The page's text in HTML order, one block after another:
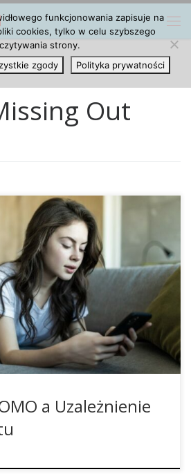
Missing Out
Out
Fear of Missing Out, Czyli Strach
Się z Uzależnieniem Od Internetu
z Internetu w pewnym
spod kontroli. Strach przed
w tym swój udział, jak pokazują
dzwoni i wibruje. Smartfon zawsze
a Uzależnienie
funkcjonowania zapisuje na
cookies, tylko w celu szybszego
strony.
zgody Polityka prywatności